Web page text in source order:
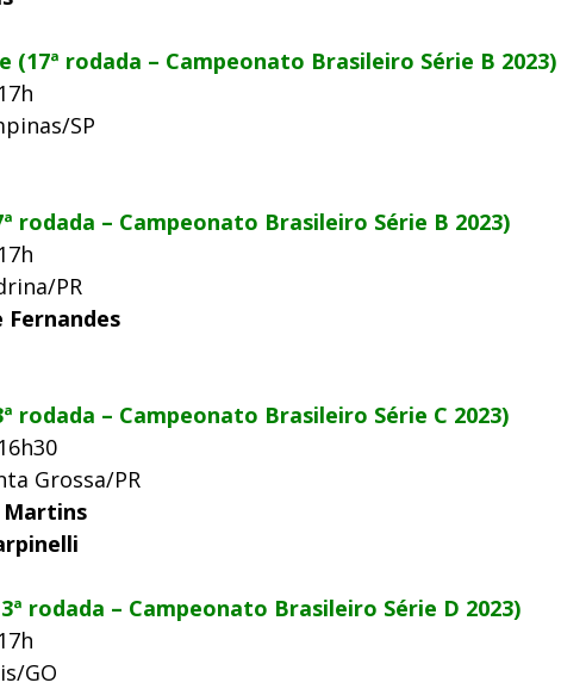
(17ª rodada – Campeonato Brasileiro Série B 2023)
SP
rodada – Campeonato Brasileiro Série B 2023)
PR
Fernandes
rodada – Campeonato Brasileiro Série C 2023)
Grossa/PR
Martins
rodada – Campeonato Brasileiro Série D 2023)
GO